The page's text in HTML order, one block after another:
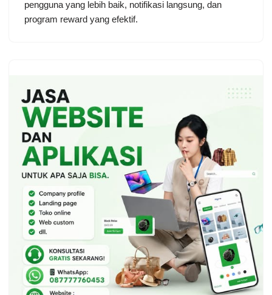
pengguna yang lebih baik, notifikasi langsung, dan
program reward yang efektif.